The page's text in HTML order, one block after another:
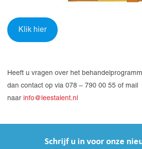
Klik hier
Heeft u vragen over het
dan contact op via 078 – 790 00 55 of mail
naar
info@leestalent.nl
Schrijf u in voor onze